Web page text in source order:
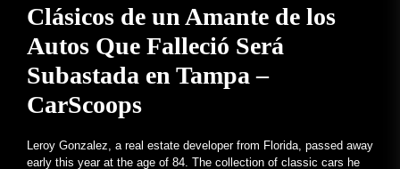
Clásicos de un Amante de los
Autos Que Falleció Será
Subastada en Tampa –
CarScoops
Leroy Gonzalez, a real estate developer from Florida, passed away
early this year at the age of 84. The collection of classic cars he